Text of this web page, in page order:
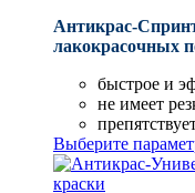
Антикрас-
лакокрасочных
быстрое и
не имеет
Выберите